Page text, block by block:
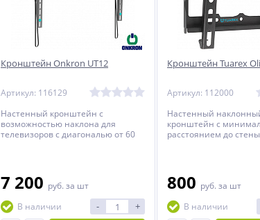
Кронштейн Onkron UT12
Артикул: 116129
Настенный кронштейн с
возможностью наклона для
телевизоров с диагональю от 60
7 200 руб. за шт
В наличии
- +
Кронштейн Tuarex
Артикул: 112000
Настенный
кронштейн с
расстоянием до
800 руб. за шт
В наличии